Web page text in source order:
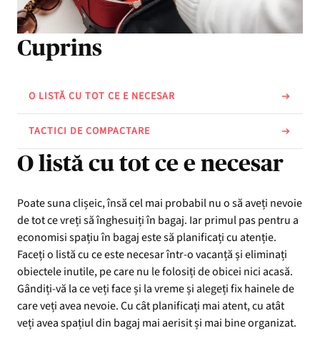
Cuprins
O LISTĂ CU TOT CE E NECESAR
TACTICI DE COMPACTARE
O listă cu tot ce e necesar
Poate suna clișeic, însă cel mai probabil nu o să aveți nevoie
de tot ce vreți să înghesuiți în bagaj. Iar primul pas pentru a
economisi spațiu în bagaj este să planificați cu atenție.
Faceți o listă cu ce este necesar într-o vacanță și eliminați
obiectele inutile, pe care nu le folosiți de obicei nici acasă.
Gândiți-vă la ce veți face și la vreme și alegeți fix hainele de
care veți avea nevoie. Cu cât planificați mai atent, cu atât
veți avea spațiul din bagaj mai aerisit și mai bine organizat.